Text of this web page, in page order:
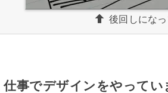
後回しにな
仕事でデザインをやってい